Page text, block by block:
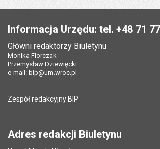
Ostatnio zaktualizował:
Data ostatniej aktualizacji:
Twój adres e-mail Pole wymagane
Tytuł e-mailaPole wymagane
*
Adres e-mail znajomego
Informacja Urzędu: tel. +48 71
Główni redaktorzy Biuletynu
Monika Florczak
Przemysław Dziewięcki
e-mail: bip@um.wroc.pl
Zespół redakcyjny BIP
Adres redakcji Biuletynu